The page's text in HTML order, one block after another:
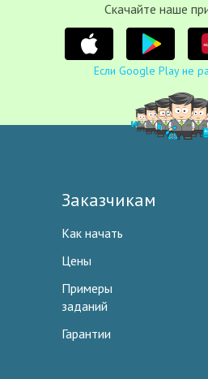
Cкачайте наше
Если Google Play не
Заказчикам
Как начать
Цены
Примеры
заданий
Гарантии